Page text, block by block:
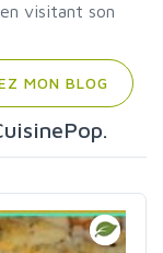
visitant son
MON BLOG